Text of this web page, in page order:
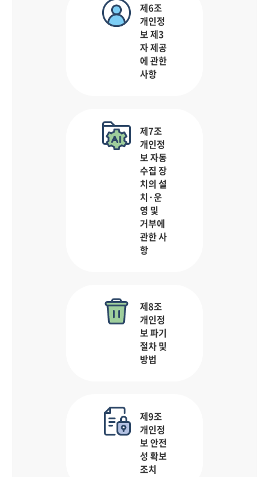
제6조
개인정
보 제3
자 제공
에 관한
사항
제7조
개인정
보 자동
수집 장
치의 설
치·운
영 및
거부에
관한 사
항
제8조
개인정
보 파기
절차 및
방법
제9조
개인정
보 안전
성 확보
조치